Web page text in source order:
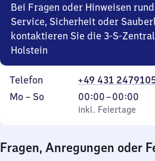
Bei Fragen oder Hinweisen
Service, Sicherheit oder
kontaktieren Sie die 3-S-
Holstein
Telefon
+49 431
Montag
Mo – So,
inkl. Feiertage
00:00–00:00
Von
0
0
inkl. Feiertage
Fragen, Anregungen oder